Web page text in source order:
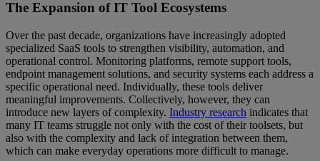
The Expansion of IT Tool Ecosystems
Over the past decade, organizations have increasingly adopted
specialized SaaS tools to strengthen visibility, automation, and
operational control. Monitoring platforms, remote support tools,
endpoint management solutions, and security systems each address a
specific operational need. Individually, these tools deliver
meaningful improvements. Collectively, however, they can
introduce new layers of complexity. Industry research indicates that
many IT teams struggle not only with the cost of their toolsets, but
also with the complexity and lack of integration between them,
which can make everyday operations more difficult to manage.